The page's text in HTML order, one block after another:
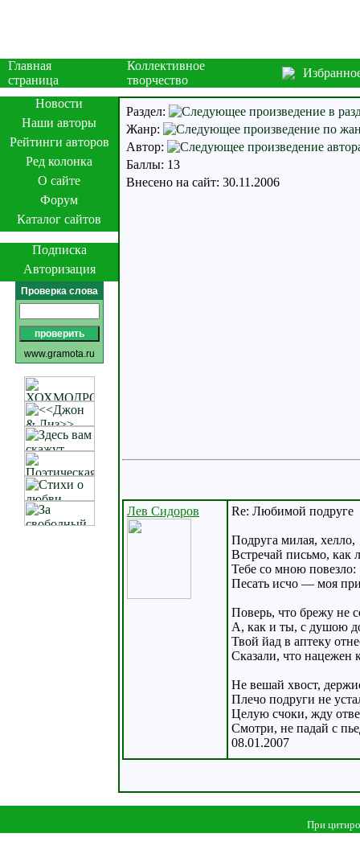
Главная
страница
Коллективное
творчество
Новости
Наши авторы
Рейтинги авторов
Ред колонка
О сайте
Форум
Каталог сайтов
Подписка
Авторизация
Проверка слова
www.gramota.ru
Раздел:
Жанр:
Автор:
Баллы: 13
Внесено на сайт: 30.11.2006
Лев Сидоров Re: Любимой подруге
Подруга милая, хелло,
Встречай письмо, как
Тебе со мною повезло:
Песать исчо — моя
Поверь, что брежу не
А, как и ты, с душою
Твой йад в аптеку
Сказали, что нацежен
Не вешай хвост,
Плечо подруги не
Целую счоки, жду
Смотри, не падай с
08.01.2007
При